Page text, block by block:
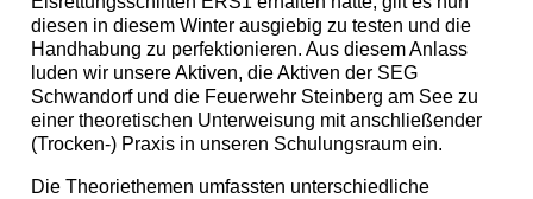
diesen in diesem Winter ausgiebig zu testen und die
Handhabung zu perfektionieren. Aus diesem Anlass
luden wir unsere Aktiven, die Aktiven der SEG
Schwandorf und die Feuerwehr Steinberg am See zu
einer theoretischen Unterweisung mit anschließender
(Trocken-) Praxis in unseren Schulungsraum ein.
Die Theoriethemen umfassten unterschiedliche